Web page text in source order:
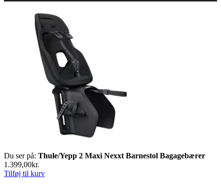
Du ser på: Thule/Yepp 2 Maxi Nexxt Barnestol Bagagebærer
1.399,00kr.
Tilføj til kurv